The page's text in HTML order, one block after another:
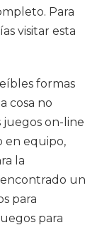
Para
visitar esta
formas
cosa no
on-line
en equipo,
la
encontrado un
para
para